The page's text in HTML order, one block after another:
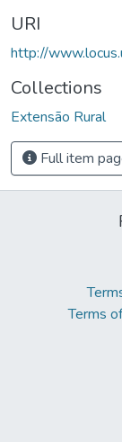
URI
http://
Collections
Extensão Rural
Full item
Terms